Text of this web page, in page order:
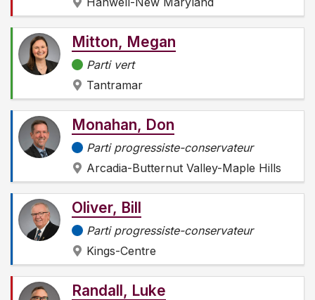
Mitton, Megan
Parti vert
Tantramar
Monahan, Don
Parti progressiste-conservateur
Arcadia-Butternut Valley-Maple Hills
Oliver, Bill
Parti progressiste-conservateur
Kings-Centre
Randall, Luke